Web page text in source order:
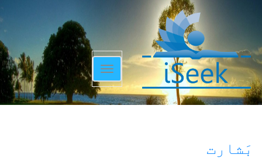
Toggle
navigation
بَشارت